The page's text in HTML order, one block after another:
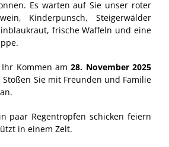
Es warten auf Sie unser roter
Kinderpunsch, Steigerwälder
frische Waffeln und eine
Kommen am28. November 2025
Stoßen Sie mit Freunden und Familie
paar Regentropfen schicken feiern
in einem Zelt.